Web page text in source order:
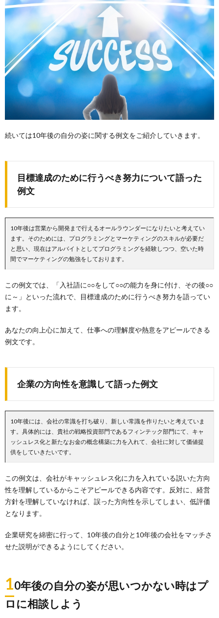
続いては10年後の自分の姿に関する例文をご紹介していきます。
目標達成のために行うべき努力について語った
例文
10年後は営業から開発まで行えるオールラウンダーになりたいと考えてい
ます。そのためには、プログラミングとマーケティングのスキルが必要だ
と思い、現在はアルバイトとしてプログラミングを経験しつつ、空いた時
間でマーケティングの勉強をしております。
この例文では、「入社語に○○をして○○の能力を身に付け、その後○○
に～」といった流れで、目標達成のために行うべき努力を語ってい
ます。
あなたの向上心に加えて、仕事への理解度や熱意をアピールできる
例文です。
企業の方向性を意識して語った例文
10年後には、会社の常識を打ち破り、新しい常識を作りたいと考えていま
す。具体的には、貴社の戦略投資部門であるフィンテック部門にて、キャ
ッシュレス化と新たなお金の概念構築に力を入れて、会社に対して価値提
供をしていきたいです。
この例文は、会社がキャッシュレス化に力を入れている説いた方向
性を理解しているからこそアピールできる内容です。反対に、経営
方針を理解していなければ、誤った方向性を示してしまい、低評価
となります。
企業研究を綿密に行って、10年後の自分と10年後の会社をマッチさ
せた説明ができるようにしてください。
10年後の自分の姿が思いつかない時はプ
ロに相談しよう